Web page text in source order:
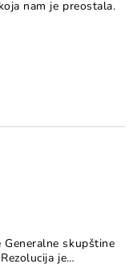
nam je preostala.
skupštine
je…